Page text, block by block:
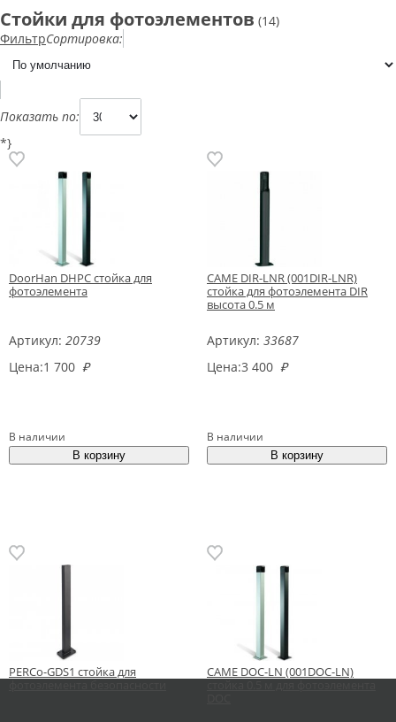
Стойки для фотоэлементов (14)
ФильтрСортировка:
Показать по:
*}
DoorHan DHPC стойка для
фотоэлемента
Артикул: 20739
Цена:1 700 ₽
В наличии
CAME DIR-LNR (001DIR-LNR)
стойка для фотоэлемента DIR
высота 0.5 м
Артикул: 33687
Цена:3 400 ₽
В наличии
PERCo-GDS1 стойка для
CAME DOC-LN (001DOC-LN)